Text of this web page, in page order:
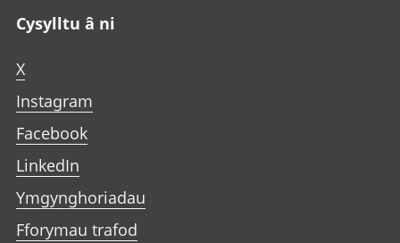
Cysylltu â ni
X
Instagram
Facebook
LinkedIn
Ymgynghoriadau
Fforymau trafod